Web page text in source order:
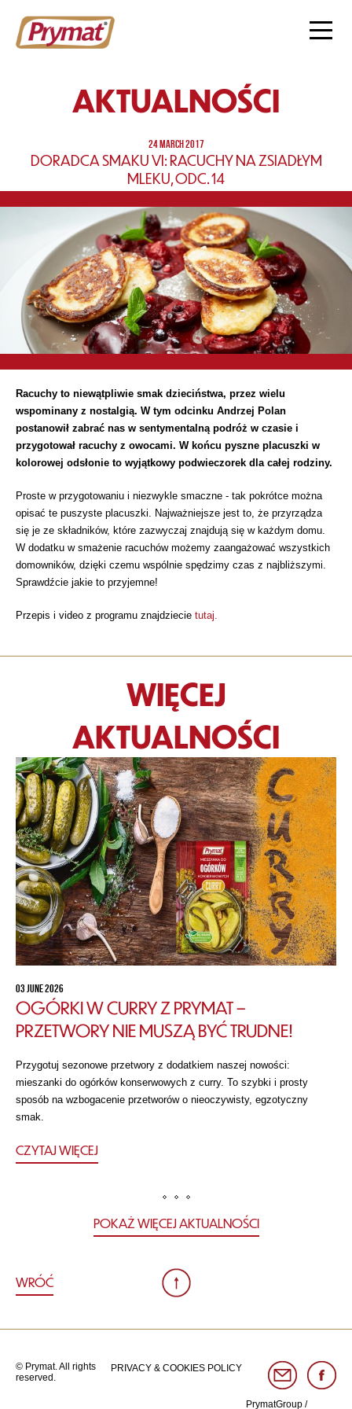
AKTUALNOŚCI
24 MARCH 2017
DORADCA SMAKU VI: RACUCHY NA ZSIADŁYM
MLEKU, ODC. 14
Racuchy to niewątpliwie smak dzieciństwa, przez wielu
wspominany z nostalgią. W tym odcinku Andrzej Polan
postanowił zabrać nas w sentymentalną podróż w czasie i
przygotował racuchy z owocami. W końcu pyszne placuszki w
kolorowej odsłonie to wyjątkowy podwieczorek dla całej rodziny.
Proste w przygotowaniu i niezwykle smaczne - tak pokrótce można
opisać te puszyste placuszki. Najważniejsze jest to, że przyrządza
się je ze składników, które zazwyczaj znajdują się w każdym domu.
W dodatku w smażenie racuchów możemy zaangażować wszystkich
domowników, dzięki czemu wspólnie spędzimy czas z najbliższymi.
Sprawdźcie jakie to przyjemne!
Przepis i video z programu znajdziecie tutaj.
WIĘCEJ
AKTUALNOŚCI
03 JUNE 2026
OGÓRKI W CURRY Z PRYMAT –
PRZETWORY NIE MUSZĄ BYĆ TRUDNE!
Przygotuj sezonowe przetwory z dodatkiem naszej nowości:
mieszanki do ogórków konserwowych z curry. To szybki i prosty
sposób na wzbogacenie przetworów o nieoczywisty, egzotyczny
smak.
CZYTAJ WIĘCEJ
POKAŻ WIĘCEJ AKTUALNOŚCI
WRÓĆ
© Prymat. All rights
reserved.
PRIVACY & COOKIES POLICY
PrymatGroup /